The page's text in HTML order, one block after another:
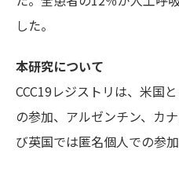
した。
本研究について
CCC19レジストリは、米国
の参加、アルゼンチン、カ
び英国では匿名個人での参